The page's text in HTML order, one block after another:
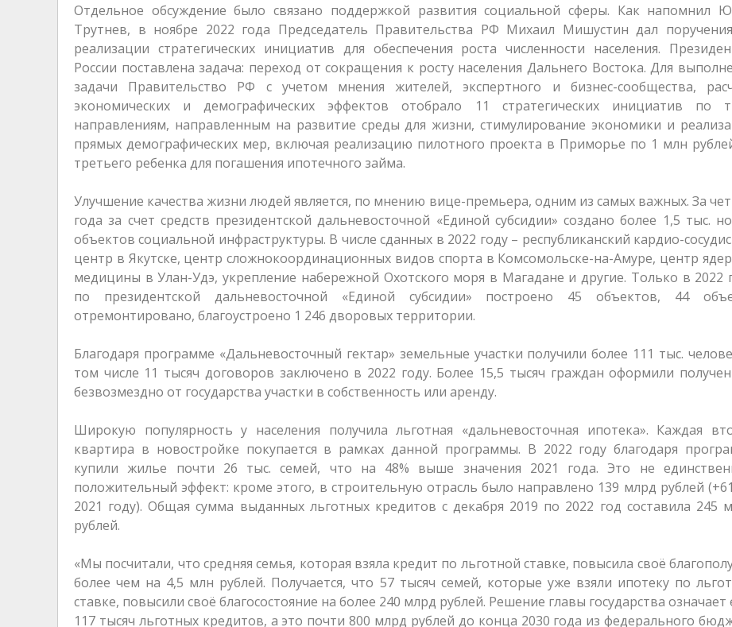
Отдельное обсуждение было связано поддержкой развития социальной сферы. Как напомнил
Трутнев, в ноябре 2022 года Председатель Правительства РФ Михаил Мишустин дал
реализации стратегических инициатив для обеспечения роста численности населения.
России поставлена задача: переход от сокращения к росту населения Дальнего Востока. Для
задачи Правительство РФ с учетом мнения жителей, экспертного и бизнес-сообщества,
экономических и демографических эффектов отобрало 11 стратегических инициатив по
направлениям, направленным на развитие среды для жизни, стимулирование экономики и
прямых демографических мер, включая реализацию пилотного проекта в Приморье по 1 млн
третьего ребенка для погашения ипотечного займа.
Улучшение качества жизни людей является, по мнению вице-премьера, одним из самых важных. За
года за счет средств президентской дальневосточной «Единой субсидии» создано более 1,5 тыс.
объектов социальной инфраструктуры. В числе сданных в 2022 году – республиканский кардио-
центр в Якутске, центр сложнокоординационных видов спорта в Комсомольске-на-Амуре, центр
медицины в Улан-Удэ, укрепление набережной Охотского моря в Магадане и другие. Только в 2022
по президентской дальневосточной «Единой субсидии» построено 45 объектов, 44
отремонтировано, благоустроено 1 246 дворовых территории.
Благодаря программе «Дальневосточный гектар» земельные участки получили более 111 тыс.
том числе 11 тысяч договоров заключено в 2022 году. Более 15,5 тысяч граждан оформили
безвозмездно от государства участки в собственность или аренду.
Широкую популярность у населения получила льготная «дальневосточная ипотека». Каждая
квартира в новостройке покупается в рамках данной программы. В 2022 году благодаря
купили жилье почти 26 тыс. семей, что на 48% выше значения 2021 года. Это не
положительный эффект: кроме этого, в строительную отрасль было направлено 139 млрд рублей
2021 году). Общая сумма выданных льготных кредитов с декабря 2019 по 2022 год составила 245
рублей.
«Мы посчитали, что средняя семья, которая взяла кредит по льготной ставке, повысила своё
более чем на 4,5 млн рублей. Получается, что 57 тысяч семей, которые уже взяли ипотеку по
ставке, повысили своё благосостояние на более 240 млрд рублей. Решение главы государства
117 тысяч льготных кредитов, а это почти 800 млрд рублей до конца 2030 года из федерального